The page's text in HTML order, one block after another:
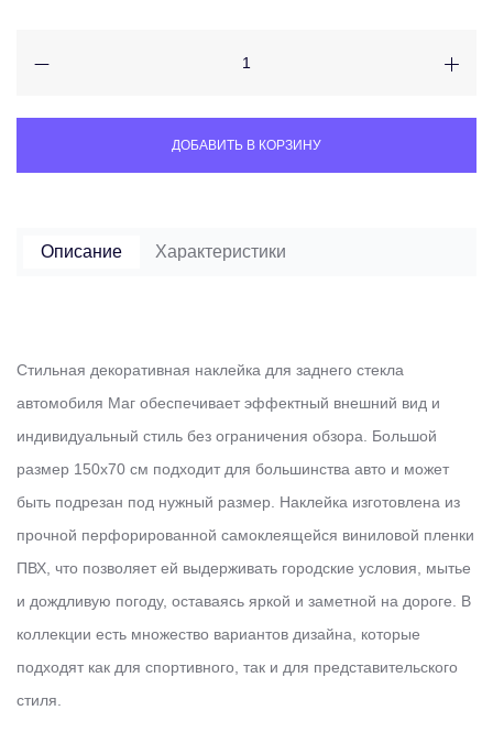
ДОБАВИТЬ В КОРЗИНУ
Описание Характеристики
Стильная декоративная наклейка для заднего стекла
автомобиля Маг обеспечивает эффектный внешний вид и
индивидуальный стиль без ограничения обзора. Большой
размер 150х70 см подходит для большинства авто и может
быть подрезан под нужный размер. Наклейка изготовлена из
прочной перфорированной самоклеящейся виниловой пленки
ПВХ, что позволяет ей выдерживать городские условия, мытье
и дождливую погоду, оставаясь яркой и заметной на дороге. В
коллекции есть множество вариантов дизайна, которые
подходят как для спортивного, так и для представительского
стиля.